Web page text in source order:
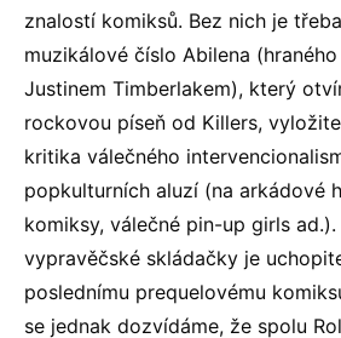
znalostí komiksů. Bez nich je
muzikálové číslo Abilena
Justinem Timberlakem), který
rockovou píseň od Killers,
kritika válečného
popkulturních aluzí (na arkádové
komiksy, válečné pin-up girls
vypravěčské skládačky je
poslednímu prequelovému
se jednak dozvídáme, že spolu